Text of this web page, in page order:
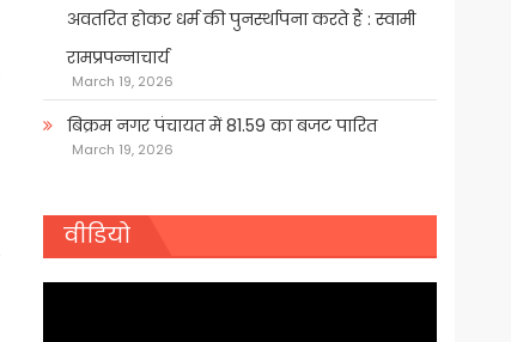
अवतरित होकर धर्म की पुनर्स्थापना करते हैं : स्वामी
रामप्रपन्नाचार्य
March 19, 2026
बिक्रम नगर पंचायत में 81.59 का बजट पारित
March 19, 2026
वीडियो